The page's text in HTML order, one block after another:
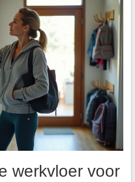
werkvloer voor